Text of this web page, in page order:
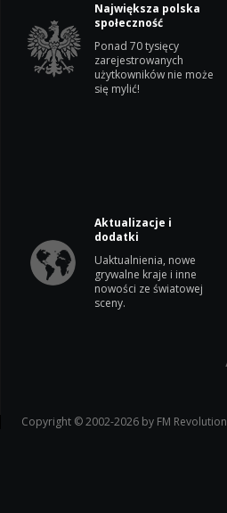
Największa polska
społeczność
Ponad 70 tysięcy
zarejestrowanych
użytkowników nie może
się mylić!
Aktualizacje i
dodatki
Uaktualnienia, nowe
grywalne kraje i inne
nowości ze światowej
sceny.
Copyright © 2002-2026 by FM Revolution